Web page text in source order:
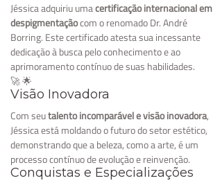
Jéssica adquiriu umacertificação internacional em
despigmentaçãocom o renomado Dr. André
Borring. Este certificado atesta sua incessante
dedicação à busca pelo conhecimento e ao
aprimoramento contínuo de suas habilidades.
🚀 🌟
Visão Inovadora
Com seutalento incomparável e visão inovadora,
Jéssica está moldando o futuro do setor estético,
demonstrando que a beleza, como a arte, é um
processo contínuo de evolução e reinvenção.
Conquistas e Especializações